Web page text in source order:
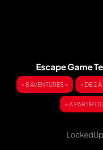
Escape Game
« 8 AVENTURES » « DE 2
« A PARTIR